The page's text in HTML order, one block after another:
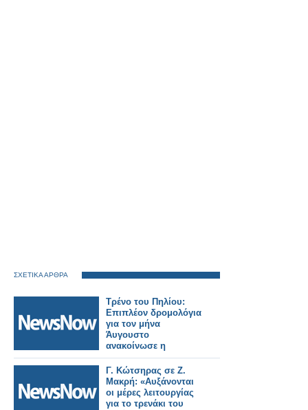
ΣΧΕΤΙΚΑ ΑΡΘΡΑ
Τρένο του Πηλίου:
Επιπλέον δρομολόγια
για τον μήνα
Άυγουστο
ανακοίνωσε η
Hellenic Train.
Γ. Κώτσηρας σε Ζ.
Μακρή: «Αυξάνονται
oι μέρες λειτουργίας
για το τρενάκι του